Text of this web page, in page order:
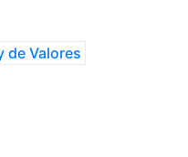
de Valores